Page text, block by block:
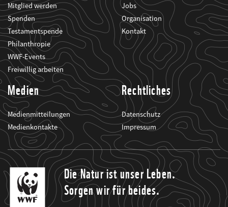
Mitglied werden
Spenden
Testamentspende
Philanthropie
WWF-Events
Freiwillig arbeiten
Jobs
Organisation
Kontakt
Medien
Medienmitteilungen
Medienkontakte
Rechtliches
Datenschutz
Impressum
Die Natur ist unser Leben.
Sorgen wir für beides.